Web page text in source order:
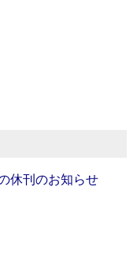
休刊のお知らせ